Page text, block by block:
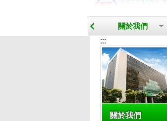
關於我們
:::
關於我們